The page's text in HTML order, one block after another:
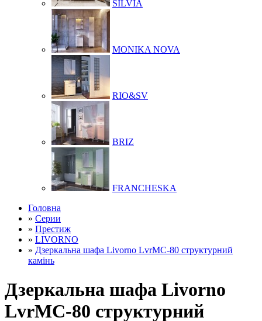
SILVIA
MONIKA NOVA
RIO&SV
BRIZ
FRANCHESKA
Головна
» Серии
» Престиж
» LIVORNO
» Дзеркальна шафа Livorno LvrMC-80 структурний
камінь
Дзеркальна шафа Livorno
LvrMC-80 структурний